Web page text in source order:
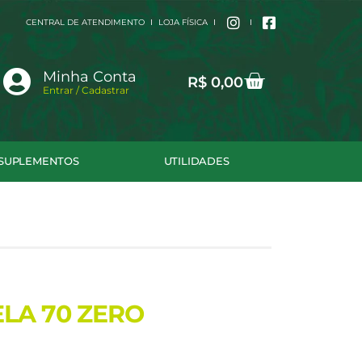
CENTRAL DE ATENDIMENTO LOJA FÍSICA
Minha Conta
Entrar / Cadastrar R$ 0,00Cart
UTILIDADES
70 ZERO